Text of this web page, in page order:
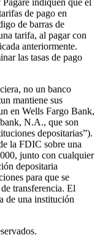
indiquen que el
de pago en
de barras de
tarifa, al pagar con
anteriormente.
las tasas de pago
no un banco
mantiene sus
en Wells Fargo Bank,
N.A., que son
depositarias”).
la FDIC sobre una
junto con cualquier
depositaria
para que se
transferencia. El
de una institución